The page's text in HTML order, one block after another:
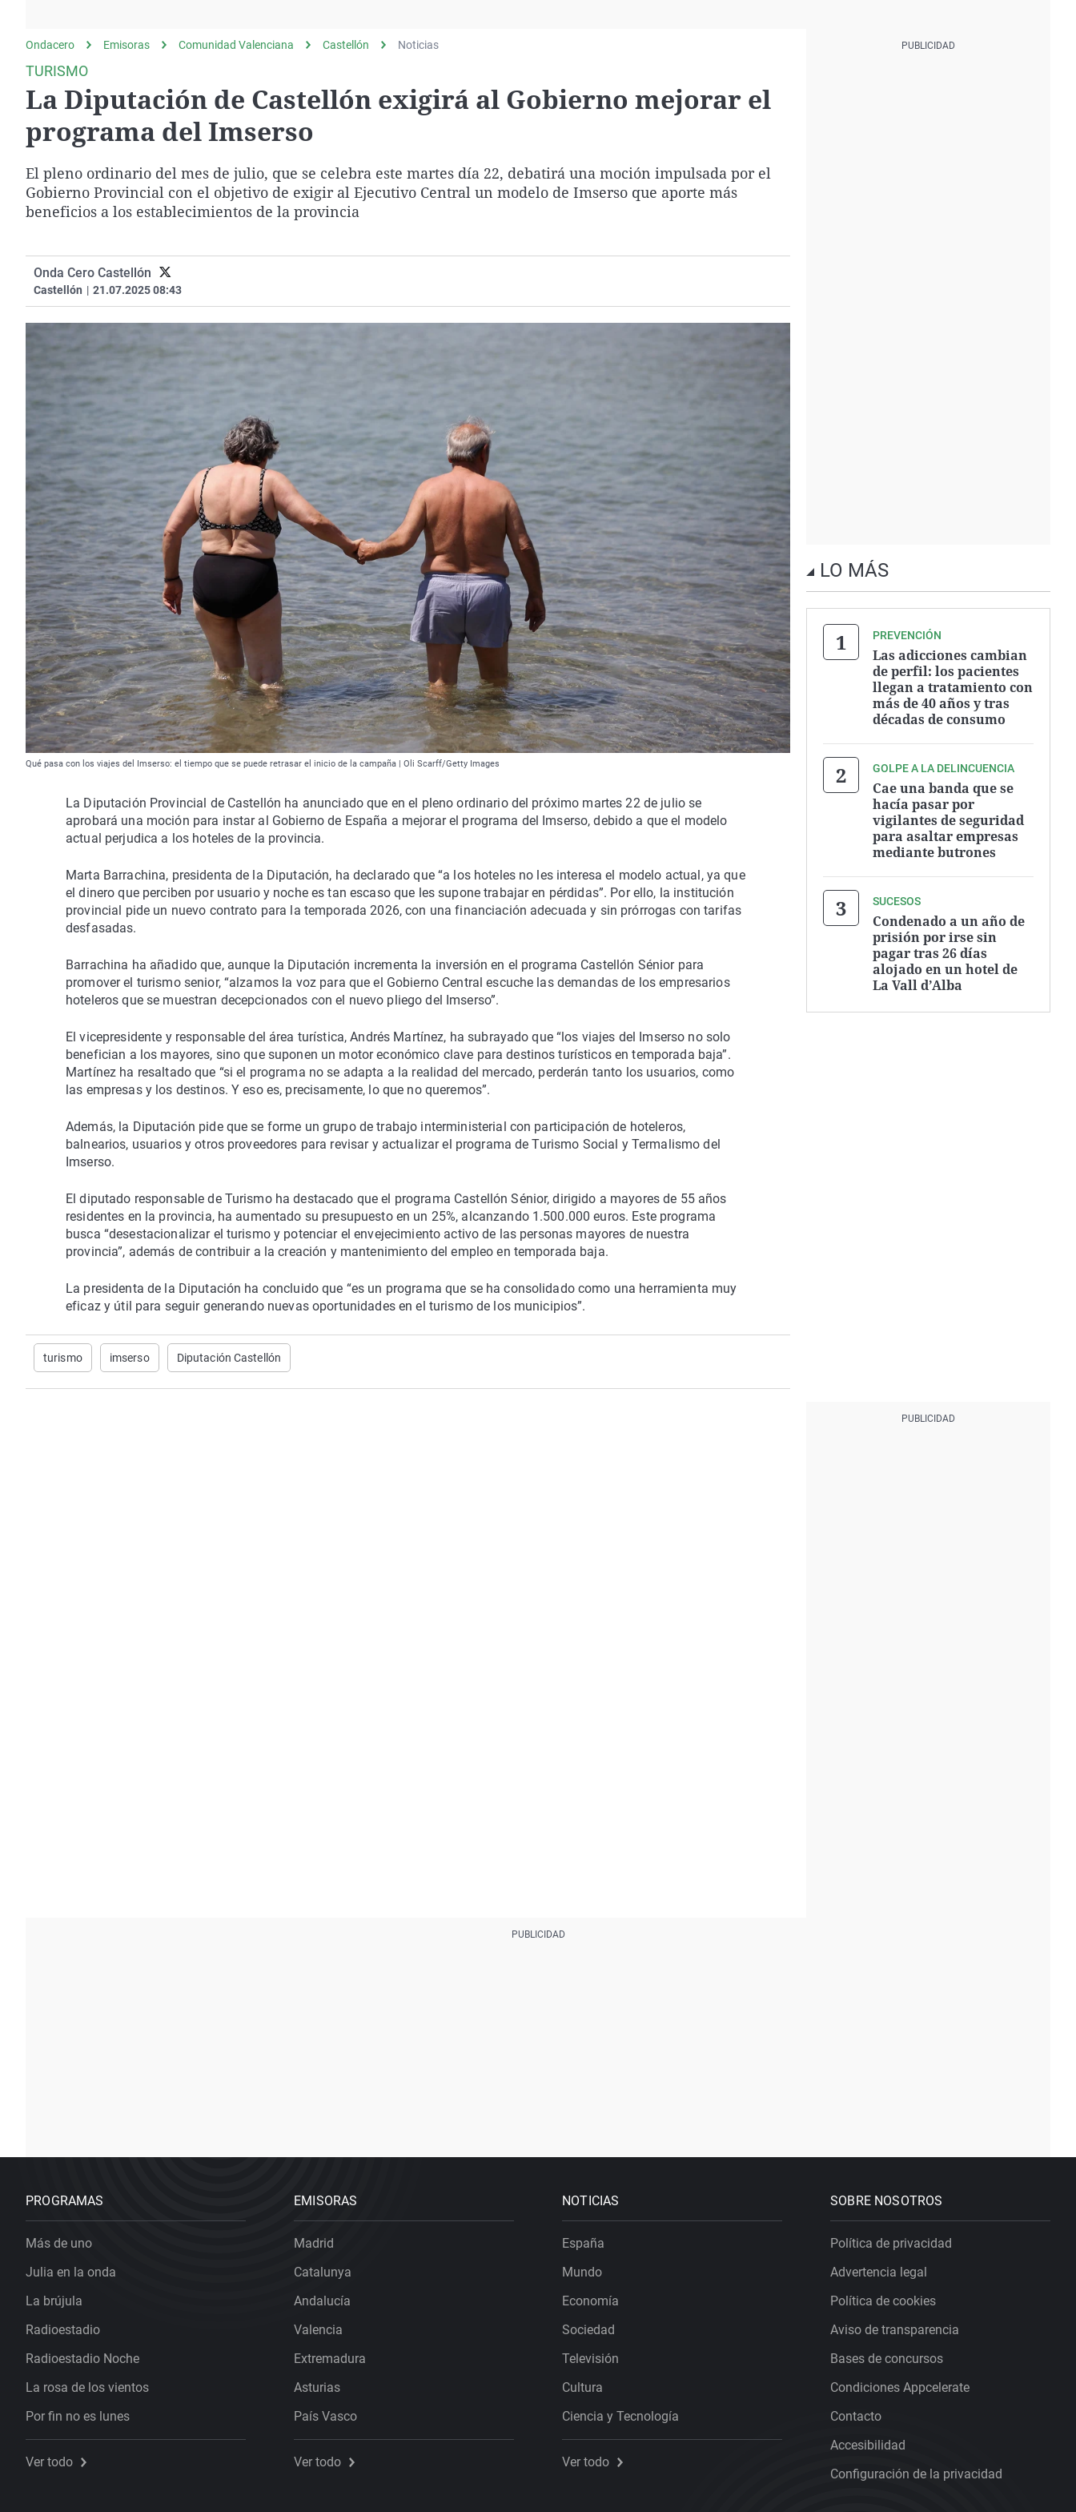
Operación Viuda
Negra
Ondacero Emisoras Comunidad Valenciana Castellón Noticias
TURISMO
La Diputación de Castellón exigirá al Gobierno mejorar el
programa del Imserso
El pleno ordinario del mes de julio, que se celebra este martes día 22, debatirá una moción impulsada por el
Gobierno Provincial con el objetivo de exigir al Ejecutivo Central un modelo de Imserso que aporte más
beneficios a los establecimientos de la provincia
Onda Cero Castellón
Castellón | 21.07.2025 08:43
Qué pasa con los viajes del Imserso: el tiempo que se puede retrasar el inicio de la campaña | Oli Scarff/Getty Images
La Diputación Provincial de Castellón ha anunciado que en el pleno ordinario del próximo martes 22 de julio se
aprobará una moción para instar al Gobierno de España a mejorar el programa del Imserso, debido a que el modelo
actual perjudica a los hoteles de la provincia.
Marta Barrachina, presidenta de la Diputación, ha declarado que “a los hoteles no les interesa el modelo actual, ya que
el dinero que perciben por usuario y noche es tan escaso que les supone trabajar en pérdidas”. Por ello, la institución
provincial pide un nuevo contrato para la temporada 2026, con una financiación adecuada y sin prórrogas con tarifas
desfasadas.
Barrachina ha añadido que, aunque la Diputación incrementa la inversión en el programa Castellón Sénior para
promover el turismo senior, “alzamos la voz para que el Gobierno Central escuche las demandas de los empresarios
hoteleros que se muestran decepcionados con el nuevo pliego del Imserso”.
El vicepresidente y responsable del área turística, Andrés Martínez, ha subrayado que “los viajes del Imserso no solo
benefician a los mayores, sino que suponen un motor económico clave para destinos turísticos en temporada baja”.
Martínez ha resaltado que “si el programa no se adapta a la realidad del mercado, perderán tanto los usuarios, como
las empresas y los destinos. Y eso es, precisamente, lo que no queremos”.
Además, la Diputación pide que se forme un grupo de trabajo interministerial con participación de hoteleros,
balnearios, usuarios y otros proveedores para revisar y actualizar el programa de Turismo Social y Termalismo del
Imserso.
El diputado responsable de Turismo ha destacado que el programa Castellón Sénior, dirigido a mayores de 55 años
residentes en la provincia, ha aumentado su presupuesto en un 25%, alcanzando 1.500.000 euros. Este programa
busca “desestacionalizar el turismo y potenciar el envejecimiento activo de las personas mayores de nuestra
provincia”, además de contribuir a la creación y mantenimiento del empleo en temporada baja.
La presidenta de la Diputación ha concluido que “es un programa que se ha consolidado como una herramienta muy
eficaz y útil para seguir generando nuevas oportunidades en el turismo de los municipios”.
turismo imserso Diputación Castellón
LO MÁS
PREVENCIÓN
Las adicciones cambian
de perfil: los pacientes
llegan a tratamiento con
más de 40 años y tras
décadas de consumo
GOLPE A LA DELINCUENCIA
Cae una banda que se
hacía pasar por
vigilantes de seguridad
para asaltar empresas
mediante butrones
SUCESOS
Condenado a un año de
prisión por irse sin
pagar tras 26 días
alojado en un hotel de
La Vall d’Alba
PROGRAMAS
Más de uno
Julia en la onda
La brújula
Radioestadio
Radioestadio Noche
La rosa de los vientos
Por fin no es lunes
Ver todo
EMISORAS
Madrid
Catalunya
Andalucía
Valencia
Extremadura
Asturias
País Vasco
Ver todo
NOTICIAS
España
Mundo
Economía
Sociedad
Televisión
Cultura
Ciencia y Tecnología
Ver todo
SOBRE NOSOTROS
Política de privacidad
Advertencia legal
Política de cookies
Aviso de transparencia
Bases de concursos
Condiciones Appcelerate
Contacto
Accesibilidad
Configuración de la privacidad